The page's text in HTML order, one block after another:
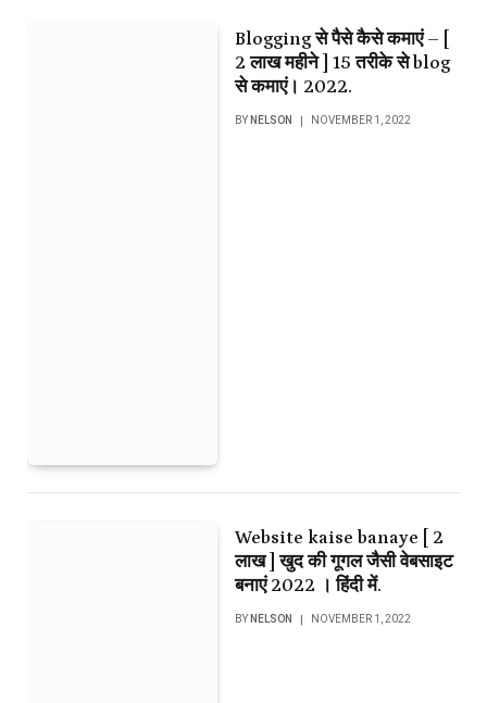
Blogging से पैसे कैसे कमाएं – [
2 लाख महीने ] 15 तरीके से blog
से कमाएं। 2022.
BY NELSON NOVEMBER 1, 2022
Website kaise banaye [ 2
लाख ] खुद की गूगल जैसी वेबसाइट
बनाएं 2022 । हिंदी में.
BY NELSON NOVEMBER 1, 2022